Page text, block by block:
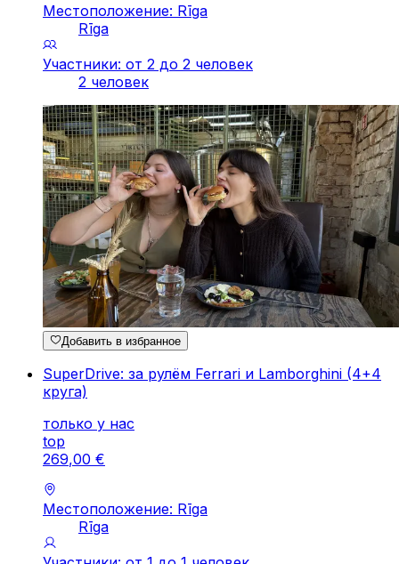
Местоположение: Rīga
Rīga
Участники: от 2 до 2 человек
2 человек
Добавить в избранное
SuperDrive: за рулём Ferrari и Lamborghini (4+4
круга)
только у нас
top
269,00 €
Местоположение: Rīga
Rīga